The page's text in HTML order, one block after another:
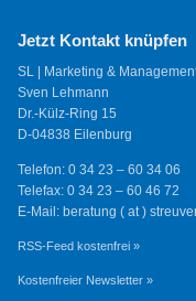
Jetzt Kontakt knüpfen
SL | Marketing &
Sven Lehmann
Dr.-Külz-Ring 15
D-04838 Eilenburg
Telefon: 0 34 23 – 60 34 06
Telefax: 0 34 23 – 60 46 72
E-Mail: beratung ( at )
RSS-Feed kostenfrei »
Kostenfreier Newsletter »